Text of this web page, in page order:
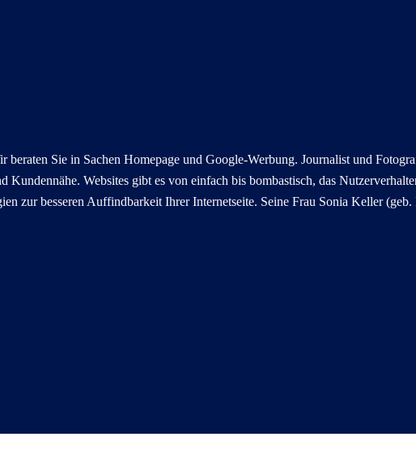
beraten Sie in Sachen Homepage und Google-Werbung. Journalist und
Websites gibt es von einfach bis bombastisch, das
zur besseren Auffindbarkeit Ihrer Internetseite. Seine Frau Sonia Keller